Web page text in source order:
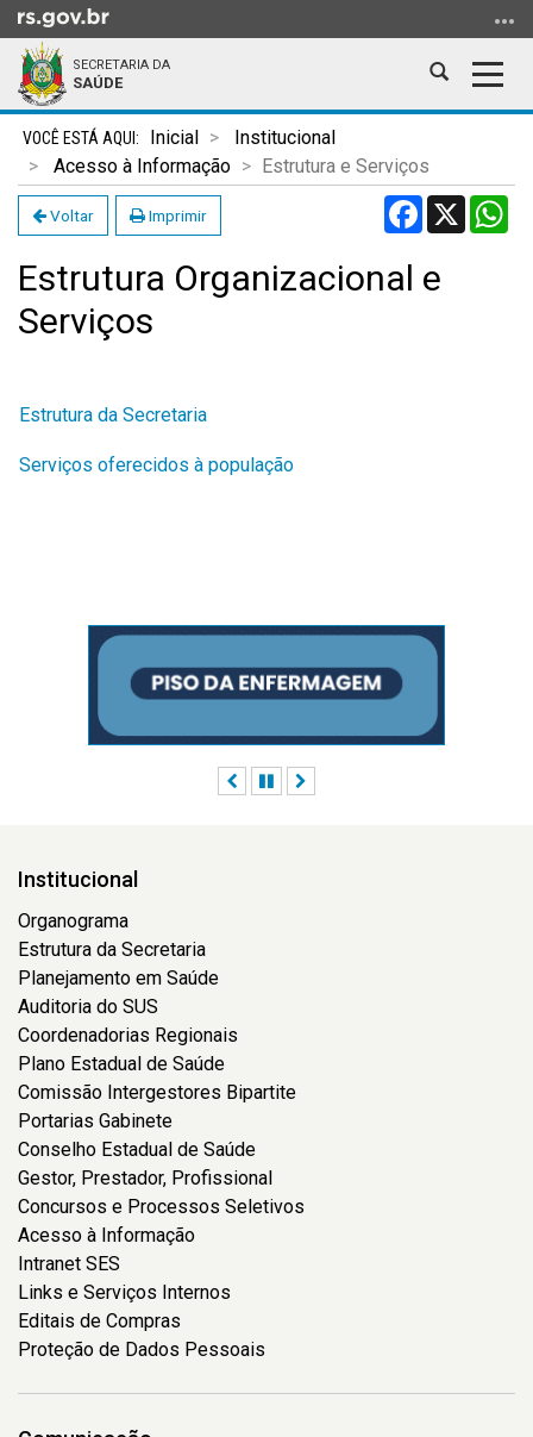
para
conteúdo
menu
para
busca
SECRETARIA DA
SAÚDE
Abrir
Início
conteúdo
Inicial
Institucional
Acesso à Informação
Estrutura e Serviços
Voltar Imprimir Facebook
X
Estrutura Organizacional e
Serviços
Estrutura da Secretaria
Serviços oferecidos à população
AnteriorPausar
Institucional
Organograma
Estrutura da Secretaria
Planejamento em Saúde
Auditoria do SUS
Coordenadorias Regionais
Plano Estadual de Saúde
Comissão Intergestores Bipartite
Portarias Gabinete
Conselho Estadual de Saúde
Gestor, Prestador, Profissional
Concursos e Processos Seletivos
Acesso à Informação
Intranet SES
Links e Serviços Internos
Editais de Compras
Proteção de Dados Pessoais